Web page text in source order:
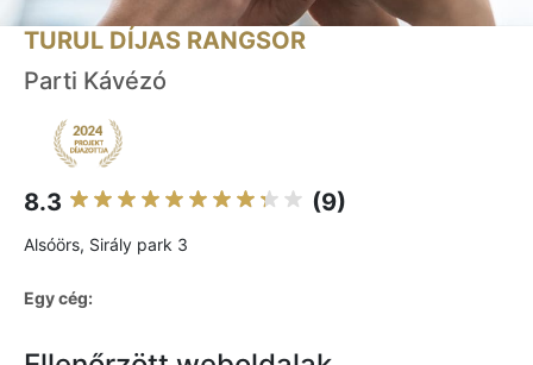
TURUL DÍJAS RANGSOR
Parti Kávézó
8.3 (9)
Alsóörs, Sirály park 3
Egy cég: